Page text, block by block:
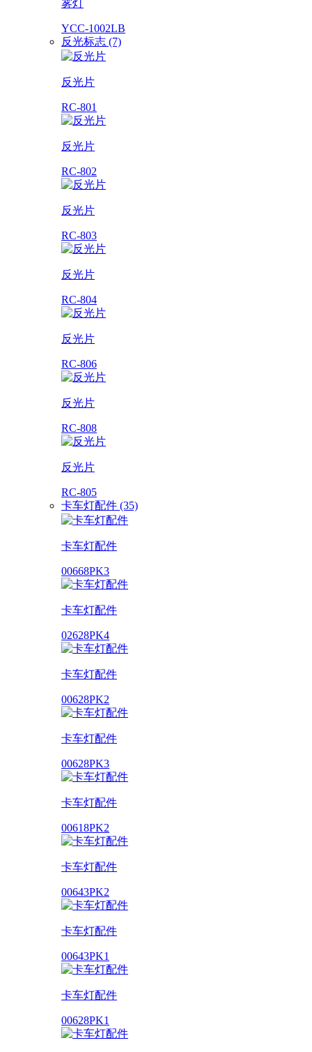
雾灯
YCC-1002LB
反光标志 (7)
反光片
RC-801
反光片
RC-802
反光片
RC-803
反光片
RC-804
反光片
RC-806
反光片
RC-808
反光片
RC-805
卡车灯配件 (35)
卡车灯配件
00668PK3
卡车灯配件
02628PK4
卡车灯配件
00628PK2
卡车灯配件
00628PK3
卡车灯配件
00618PK2
卡车灯配件
00643PK2
卡车灯配件
00643PK1
卡车灯配件
00628PK1